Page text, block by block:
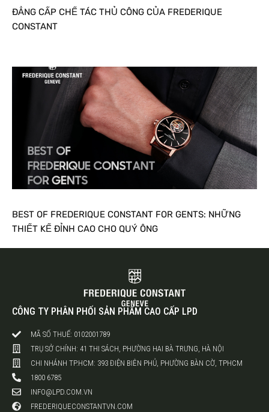
ĐẲNG CẤP CHẾ TÁC THỦ CÔNG CỦA FREDERIQUE
CONSTANT
BEST OF FREDERIQUE CONSTANT FOR GENTS: NHỮNG
THIẾT KẾ ĐỈNH CAO CHO QUÝ ÔNG
CÔNG TY PHÂN PHỐI SẢN PHẨM CAO CẤP LPD
MÃ SỐ THUẾ: 0102001789
TRỤ SỞ CHÍNH: 41 THI SÁCH, PHƯỜNG HAI BÀ TRƯNG, HÀ NỘI
CHI NHÁNH TP.HCM: 393 ĐIỆN BIÊN PHỦ, PHƯỜNG BÀN CỜ, TPHCM
1800 6785
INFO@LPD.COM.VN
FREDERIQUECONSTANTVN.COM